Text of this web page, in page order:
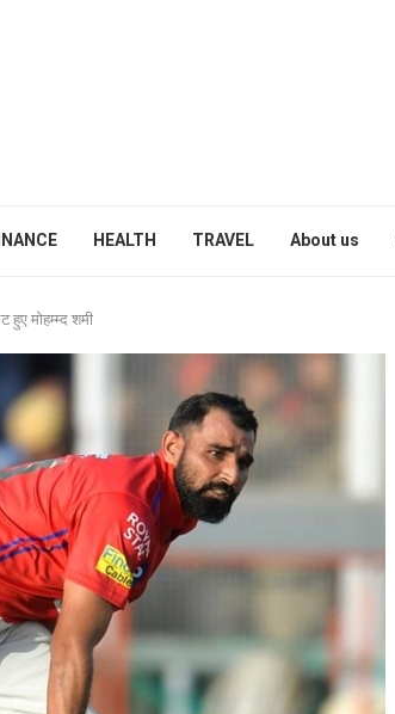
HEALTH TRAVEL About us
मोहम्म्द शमी